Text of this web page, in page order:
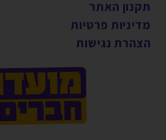
תקנון האתר
מדיניות פרטיות
הצהרת נגישות